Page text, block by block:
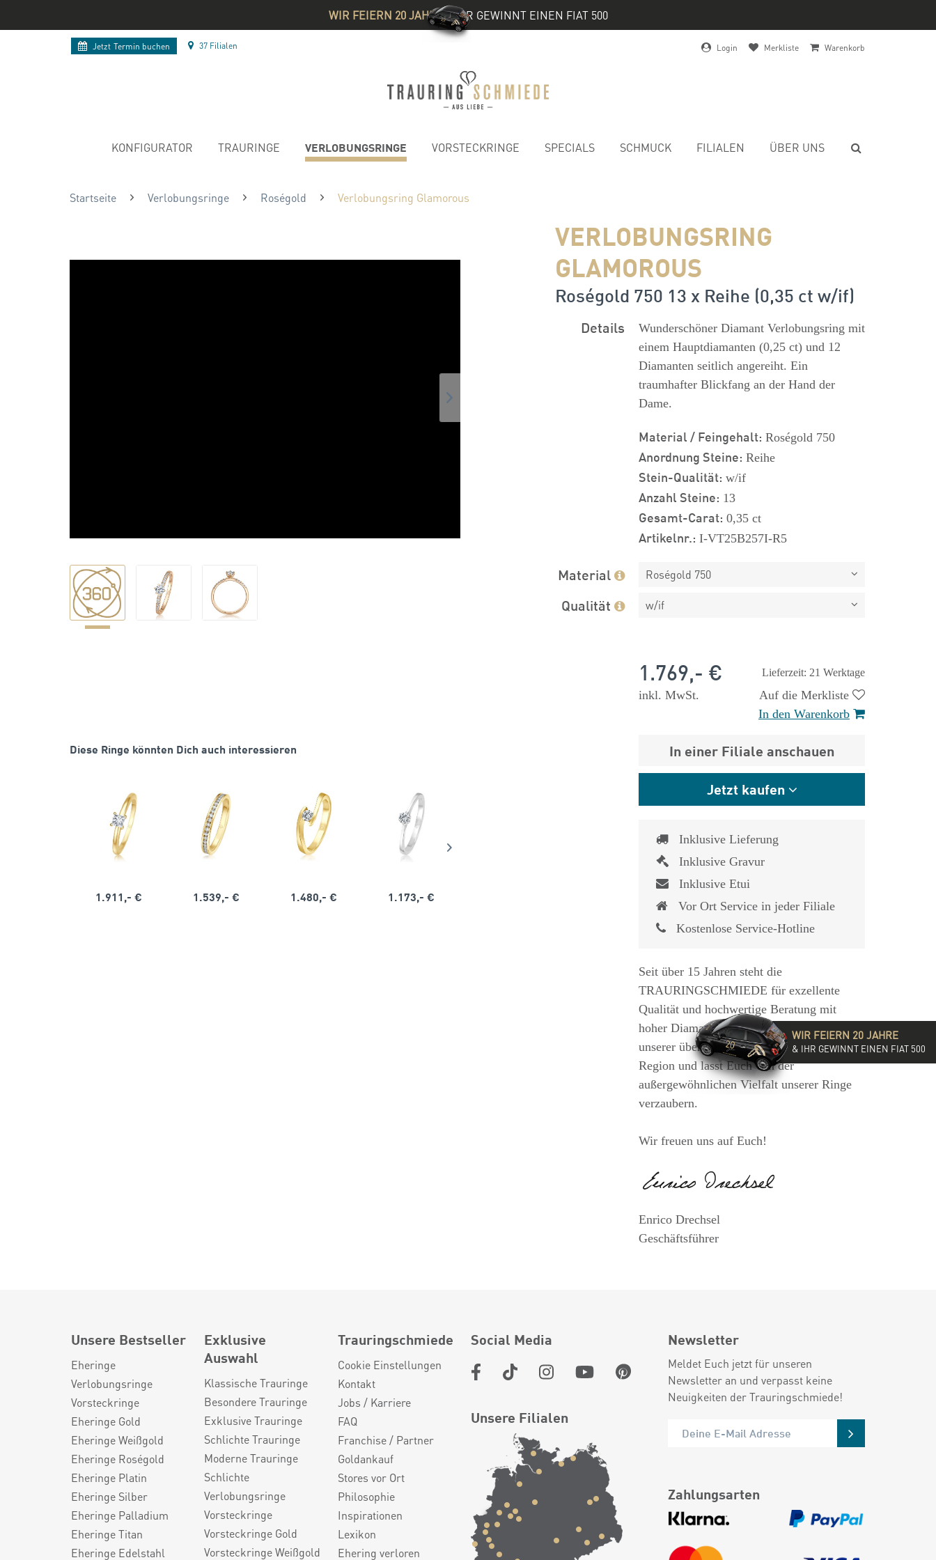
WIR FEIERN 20 JAHRE& IHR GEWINNT EINEN FIAT 500
Jetzt Termin buchen 37 Filialen Login Merkliste Warenkorb
KONFIGURATOR TRAURINGE VERLOBUNGSRINGE VORSTECKRINGE SPECIALS SCHMUCK FILIALEN ÜBER UNS
Startseite Verlobungsringe Roségold Verlobungsring Glamorous
VERLOBUNGSRING
GLAMOROUS
Roségold 750 13 x Reihe (0,35 ct w/if)
Diese Ringe könnten Dich auch interessieren
1.911,- € 1.539,- € 1.480,- € 1.173,- €
Details
Wunderschöner Diamant Verlobungsring mit
einem Hauptdiamanten (0,25 ct) und 12
Diamanten seitlich angereiht. Ein
traumhafter Blickfang an der Hand der
Dame.
Material / Feingehalt: Roségold 750
Anordnung Steine: Reihe
Stein-Qualität: w/if
Anzahl Steine: 13
Gesamt-Carat: 0,35 ct
Artikelnr.: I-VT25B257I-R5
Material Roségold 750
Qualität w/if
Lieferzeit: 21 Werktage
1.769,- €
inkl. MwSt.
Auf die Merkliste
In den Warenkorb
In einer Filiale anschauen
Jetzt kaufen
Inklusive Lieferung
Inklusive Gravur
Inklusive Etui
Vor Ort Service in jeder Filiale
Kostenlose Service-Hotline
Seit über 15 Jahren steht die
TRAURINGSCHMIEDE für exzellente
Qualität und hochwertige Beratung mit
hoher Diamantkompetenz. Besucht eine
unserer über 35 Filialen in der DACH-
Region und lasst Euch von der
außergewöhnlichen Vielfalt unserer Ringe
verzaubern.
Wir freuen uns auf Euch!
Enrico Drechsel
Geschäftsführer
Unsere Bestseller
Eheringe
Verlobungsringe
Vorsteckringe
Eheringe Gold
Eheringe Weißgold
Eheringe Roségold
Eheringe Platin
Eheringe Silber
Eheringe Palladium
Eheringe Titan
Eheringe Edelstahl
Exklusive
Auswahl
Klassische Trauringe
Besondere Trauringe
Exklusive Trauringe
Schlichte Trauringe
Moderne Trauringe
Schlichte
Verlobungsringe
Vorsteckringe
Vorsteckringe Gold
Vorsteckringe Weißgold
Trauringschmiede
Cookie Einstellungen
Kontakt
Jobs / Karriere
FAQ
Franchise / Partner
Goldankauf
Stores vor Ort
Philosophie
Inspirationen
Lexikon
Ehering verloren
Social Media
Unsere Filialen
Newsletter
Meldet Euch jetzt für unseren
Newsletter an und verpasst keine
Neuigkeiten der Trauringschmiede!
Zahlungsarten
WIR FEIERN 20 JAHRE
& IHR GEWINNT EINEN FIAT 500